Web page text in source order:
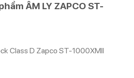
ÂM LY ZAPCO ST-
Class D Zapco ST-1000XMII